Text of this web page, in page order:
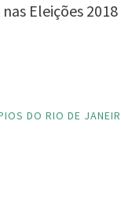
Eleições 2018
DO RIO DE